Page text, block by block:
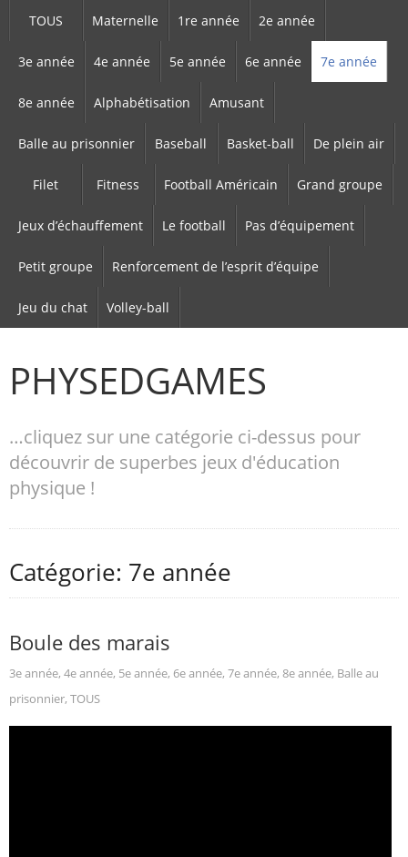
TOUS Maternelle 1re année 2e année
3e année 4e année 5e année 6e année 7e année
8e année Alphabétisation Amusant
Balle au prisonnier Baseball Basket-ball De plein air
Filet Fitness Football Américain Grand groupe
Jeux d’échauffement Le football Pas d’équipement
Petit groupe Renforcement de l’esprit d’équipe
Jeu du chat Volley-ball
PHYSEDGAMES
…cliquez sur une catégorie ci-dessus pour
découvrir de superbes jeux d'éducation
physique !
Catégorie: 7e année
Boule des marais
3e année, 4e année, 5e année, 6e année, 7e année, 8e année, Balle au
prisonnier, TOUS